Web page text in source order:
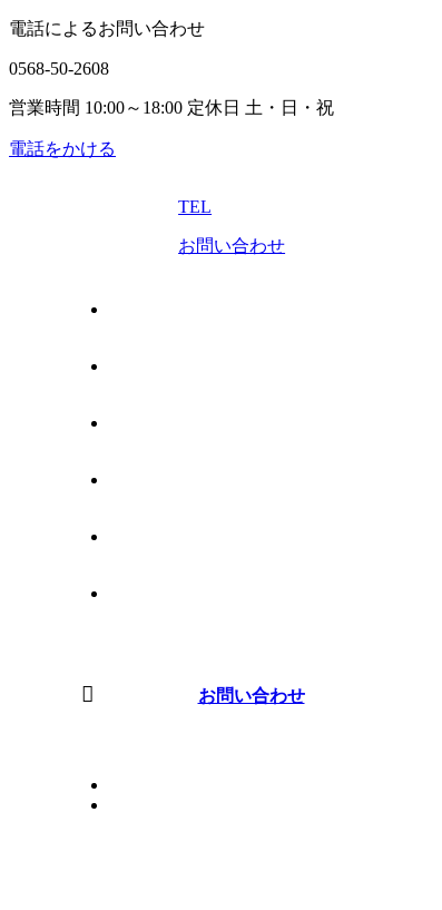
電話によるお問い合わせ
0568-50-2608
営業時間 10:00～18:00 定休日 土・日・祝
電話をかける
TEL
お問い合わせ
お問い合わせ